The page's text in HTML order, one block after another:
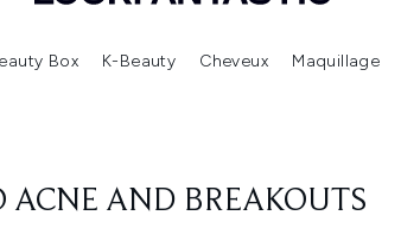
)
menu (Offres) Accédez au sous-menu (Marques) Accédez au sous-menu (Nouveautés)
Box
Accédez au sous-menu (Beauty Box)
K-Beauty Cheveux Maquillage
ACNE AND BREAKOUTS